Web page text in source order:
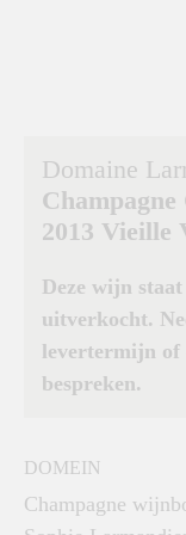
Domaine
2013 Vieille
Deze wijn
uitverkocht.
levertermijn of
bespreken.
DOMEIN
Champagne